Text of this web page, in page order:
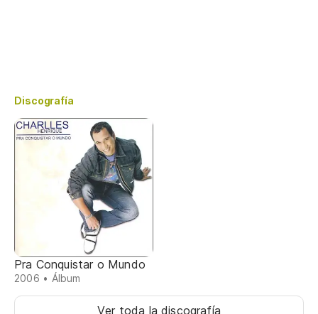
Discografía
Pra Conquistar o Mundo
2006 • Álbum
Ver toda la discografía